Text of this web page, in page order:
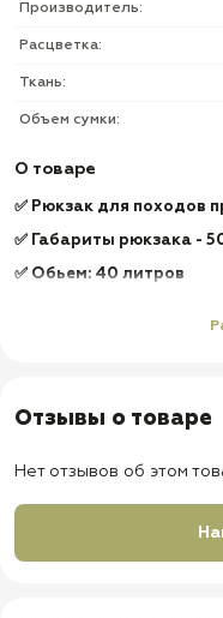
Производитель:
Расцветка:
Ткань:
Объем сумки:
О товаре
✅ Рюкзак для походов
✅ Габариты рюкзака -
✅ Обьем: 40 литров
✅ Основное большое
туристического
крепления снаряжения
Отзывы о товаре
Нет отзывов об этом